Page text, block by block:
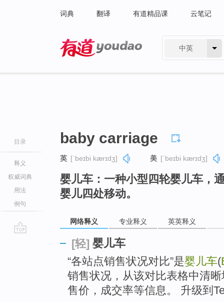
词典 翻译 有道精品课 云笔记
中英
目录
释义
权威词典
用法
例句
baby carriage
英 [ˈbeɪbi kærɪdʒ] 美 [ˈbeɪbi kærɪdʒ]
婴儿车：一种小型四轮婴儿车，
婴儿四处移动。
网络释义 专业释义 英英释义
[轻] 婴儿车
“各站点销售状况对比”是婴儿车(
销售状况，从该对比表格中清
售价，成交率等信息。 升级到